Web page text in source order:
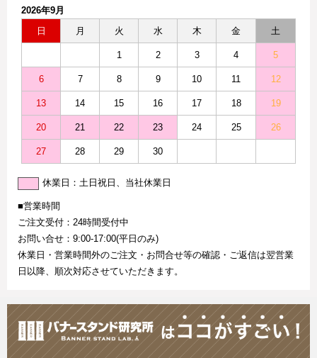
2026年9月
日
月 火 水 木 金 土
1 2 3 4 5
6 7 8 9 10 11 12
13 14 15 16 17 18 19
20 21 22 23 24 25 26
27 28 29 30
休業日：土日祝日、当社休業日
■営業時間
ご注文受付：24時間受付中
お問い合せ：9:00-17:00(平日のみ)
休業日・営業時間外のご注文・お問合せ等の確認・ご返信は翌営業
日以降、順次対応させていただきます。